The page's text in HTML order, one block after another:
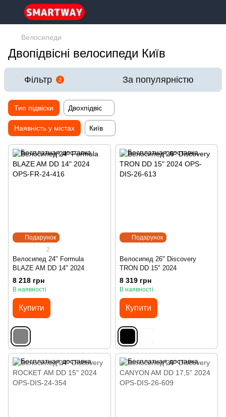
Велосипеди
Двопідвісні велосипеди Київ
Фільтр 2 За популярністю
Тип підвіски Двохпідвіс
Наявність у містах Київ
Подарунок
2
Велосипед 24" Formula
BLAZE AM DD 14" 2024
8 218 грн
В наявності
Купити
Подарунок
Велосипед 26" Discovery
TRON DD 15" 2024
8 319 грн
В наявності
Купити